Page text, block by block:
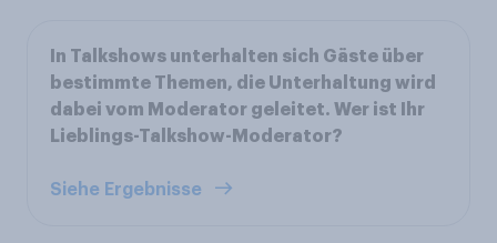
In Talkshows unterhalten sich Gäste über
bestimmte Themen, die Unterhaltung wird
dabei vom Moderator geleitet. Wer ist Ihr
Lieblings-Talkshow-Moderator?
Siehe Ergebnisse